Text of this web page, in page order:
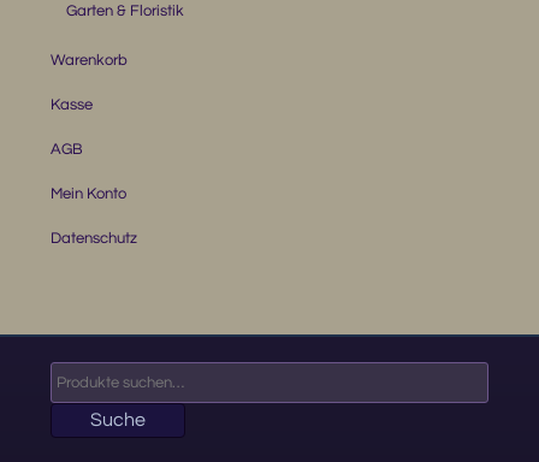
Garten & Floristik
Warenkorb
Kasse
AGB
Mein Konto
Datenschutz
nach:
Suche